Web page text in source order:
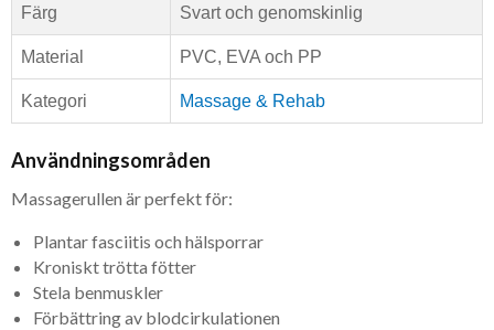
Färg Svart och genomskinlig
Material PVC, EVA och PP
Kategori Massage & Rehab
Användningsområden
Massagerullen är perfekt för:
Plantar fasciitis och hälsporrar
Kroniskt trötta fötter
Stela benmuskler
Förbättring av blodcirkulationen